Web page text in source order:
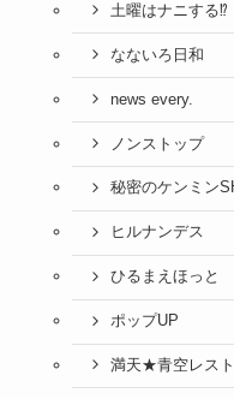
土曜はナニする⁉
なないろ日和
news every.
ノンストップ
秘密のケンミン
ヒルナンデス
ひるまえほっと
ポップUP
満天★青空レス